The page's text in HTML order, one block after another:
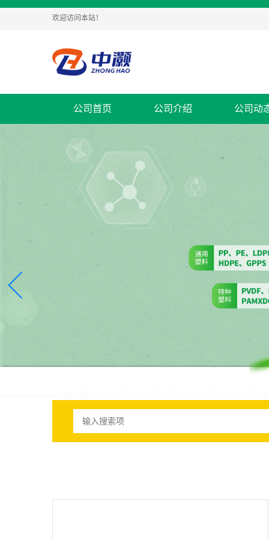
欢迎访问本站！
公司首页 公司介绍 公司动